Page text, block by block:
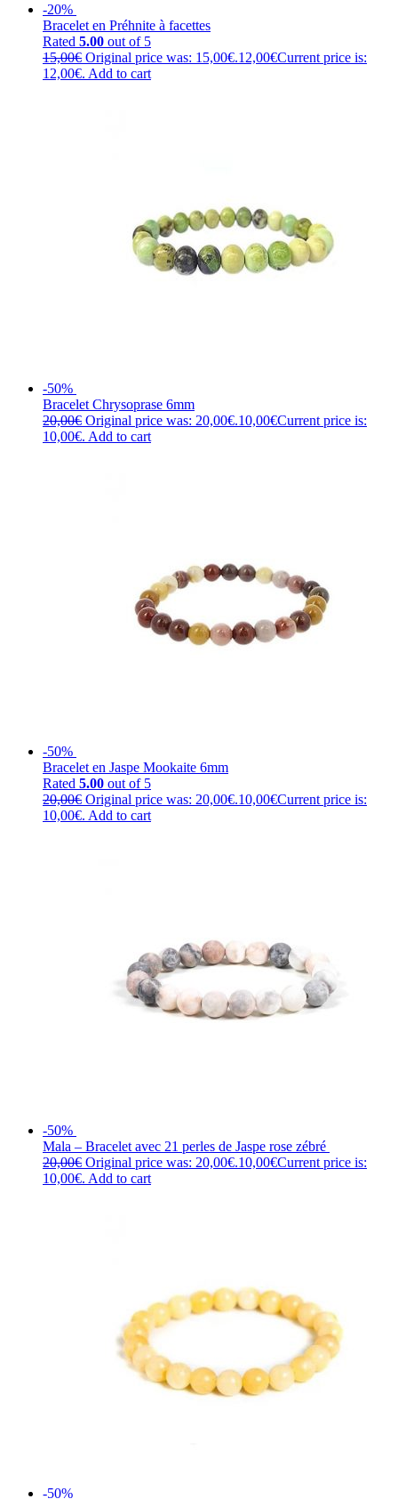
-20%
Bracelet en Préhnite à facettes
Rated 5.00 out of 5
15,00€ Original price was: 15,00€.12,00€Current price is:
12,00€. Add to cart
-50%
Bracelet Chrysoprase 6mm
20,00€ Original price was: 20,00€.10,00€Current price is:
10,00€. Add to cart
-50%
Bracelet en Jaspe Mookaite 6mm
Rated 5.00 out of 5
20,00€ Original price was: 20,00€.10,00€Current price is:
10,00€. Add to cart
-50%
Mala – Bracelet avec 21 perles de Jaspe rose zébré
20,00€ Original price was: 20,00€.10,00€Current price is:
10,00€. Add to cart
-50%